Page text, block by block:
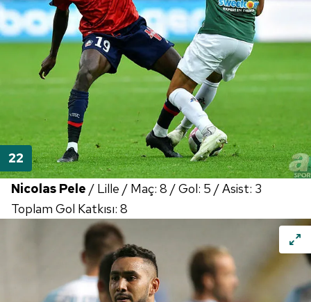
Nicolas Pele / Lille / Maç: 8 / Gol: 5 / Asist: 3
Toplam Gol Katkısı: 8